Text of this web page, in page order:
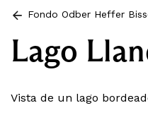
Fondo Odber Heffer
Lago
Vista de un lago